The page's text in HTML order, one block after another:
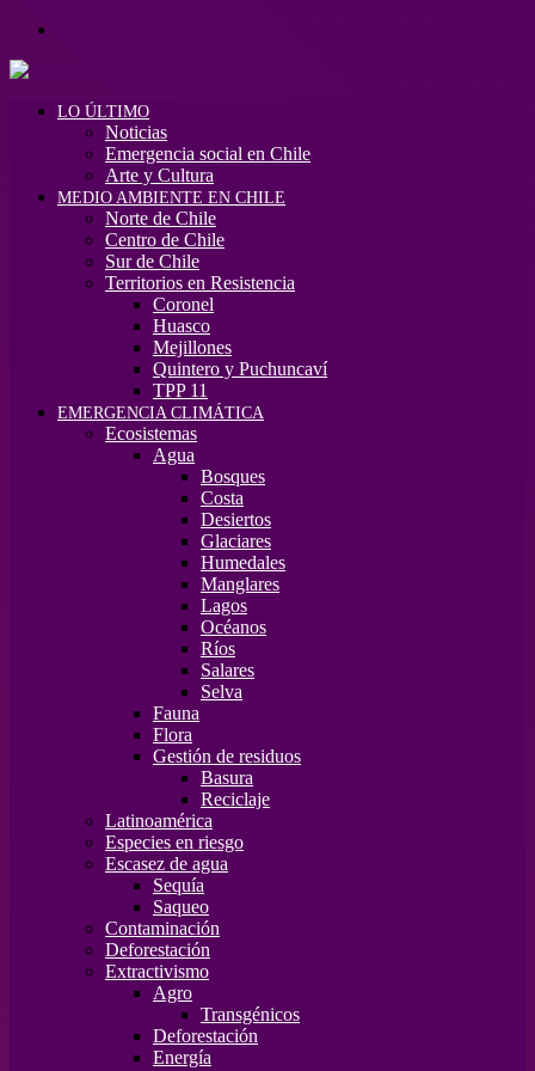
LO ÚLTIMO
Noticias
Emergencia social en Chile
Arte y Cultura
MEDIO AMBIENTE EN CHILE
Norte de Chile
Centro de Chile
Sur de Chile
Territorios en Resistencia
Coronel
Huasco
Mejillones
Quintero y Puchuncaví
TPP 11
EMERGENCIA CLIMÁTICA
Ecosistemas
Agua
Bosques
Costa
Desiertos
Glaciares
Humedales
Manglares
Lagos
Océanos
Ríos
Salares
Selva
Fauna
Flora
Gestión de residuos
Basura
Reciclaje
Latinoamérica
Especies en riesgo
Escasez de agua
Sequía
Saqueo
Contaminación
Deforestación
Extractivismo
Agro
Transgénicos
Deforestación
Energía